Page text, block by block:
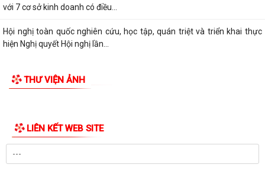
Quy định mới về 19 điều đảng viên không được làm
Thông qua chính sách hỗ trợ người hoạt động không chuyên trách tại
thôn, tổ dân phố nghỉ...
với 7 cơ sở kinh doanh có điều...
Hà họp phiên thường kỳ Quý II...